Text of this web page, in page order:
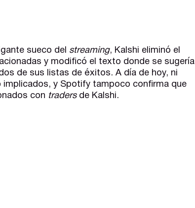
sueco del streaming, Kalshi eliminó el
y modificó el texto donde se sugería
de sus listas de éxitos. A día de hoy, ni
implicados, y Spotify tampoco confirma que
con traders de Kalshi.